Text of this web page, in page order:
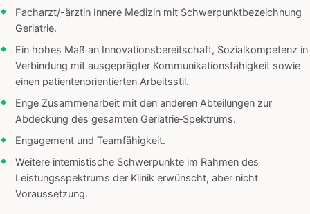
Facharzt/-ärztin Innere Medizin mit Schwerpunktbezeichnung
Geriatrie.
Ein hohes Maß an Innovationsbereitschaft, Sozialkompetenz in
Verbindung mit ausgeprägter Kommunikationsfähigkeit sowie
einen patientenorientierten Arbeitsstil.
Enge Zusammenarbeit mit den anderen Abteilungen zur
Abdeckung des gesamten Geriatrie‑Spektrums.
Engagement und Teamfähigkeit.
Weitere internistische Schwerpunkte im Rahmen des
Leistungsspektrums der Klinik erwünscht, aber nicht
Voraussetzung.